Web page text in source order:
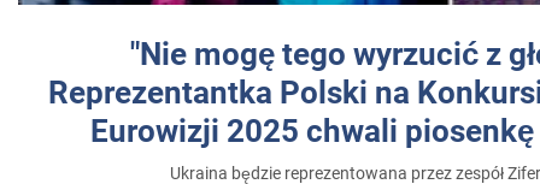
"Nie mogę tego wyrzucić z
Reprezentantka Polski na
Eurowizji 2025 chwali
Ukraina będzie reprezentowana przez zespół